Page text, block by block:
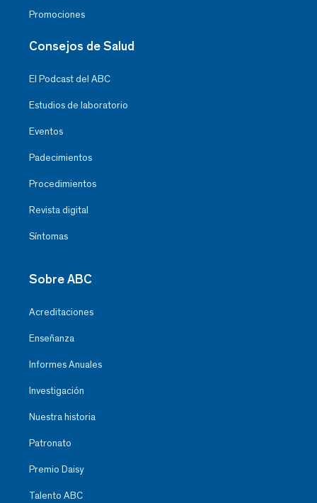
Promociones
Consejos de Salud
El Podcast del ABC
Estudios de laboratorio
Eventos
Padecimientos
Procedimientos
Revista digital
Síntomas
Sobre ABC
Acreditaciones
Enseñanza
Informes Anuales
Investigación
Nuestra historia
Patronato
Premio Daisy
Talento ABC